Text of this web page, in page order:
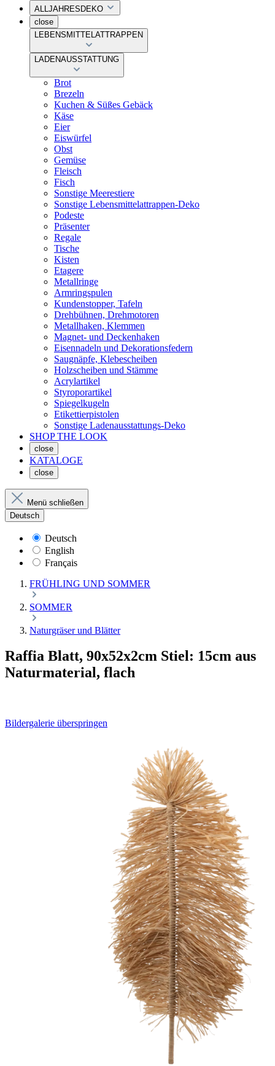
ALLJAHRESDEKO
close
LEBENSMITTELATTRAPPEN
LADENAUSSTATTUNG
Brot
Brezeln
Kuchen & Süßes Gebäck
Käse
Eier
Eiswürfel
Obst
Gemüse
Fleisch
Fisch
Sonstige Meerestiere
Sonstige Lebensmittelattrappen-Deko
Podeste
Präsenter
Regale
Tische
Kisten
Etagere
Metallringe
Armringspulen
Kundenstopper, Tafeln
Drehbühnen, Drehmotoren
Metallhaken, Klemmen
Magnet- und Deckenhaken
Eisennadeln und Dekorationsfedern
Saugnäpfe, Klebescheiben
Holzscheiben und Stämme
Acrylartikel
Styroporartikel
Spiegelkugeln
Etikettierpistolen
Sonstige Ladenausstattungs-Deko
SHOP THE LOOK
close
KATALOGE
close
Menü schließen
Deutsch
Deutsch
English
Français
FRÜHLING UND SOMMER
SOMMER
Naturgräser und Blätter
Raffia Blatt, 90x52x2cm Stiel: 15cm aus
Naturmaterial, flach
Bildergalerie überspringen